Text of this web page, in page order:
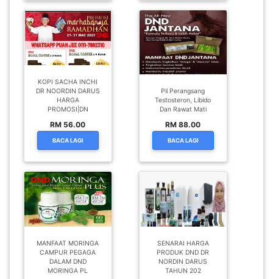
KOPI SACHA INCHI
DR NOORDIN DARUS
HARGA
PROMOSI|DN
RM 56.00
BACA LAGI
Pil Perangsang
Testosteron, Libido
Dan Rawat Mati
RM 88.00
BACA LAGI
MANFAAT MORINGA
CAMPUR PEGAGA
DALAM DND
MORINGA PL
SENARAI HARGA
PRODUK DND DR
NORDIN DARUS
TAHUN 202